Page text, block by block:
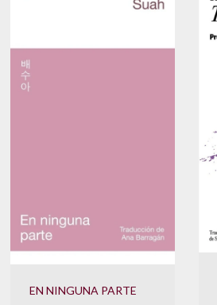
EN NINGUNA PARTE